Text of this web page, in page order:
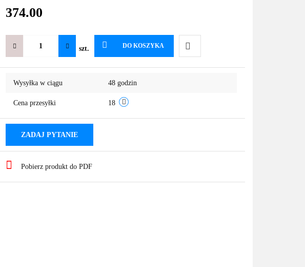
374.00
szt. DO KOSZYKA
Do
Wysyłka w ciągu 48 godzin
Cena przesyłki 18
ZADAJ PYTANIE
Pobierz produkt do PDF